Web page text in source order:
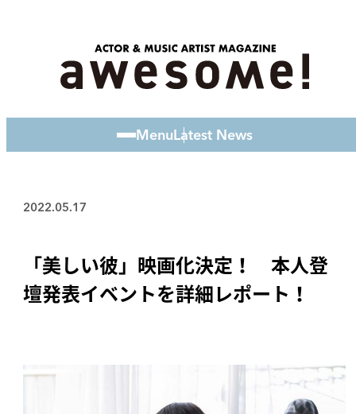
MenuLatest News
2022.05.17
「美しい彼」映画化決定！ 本人登
壇発表イベントを詳細レポート！